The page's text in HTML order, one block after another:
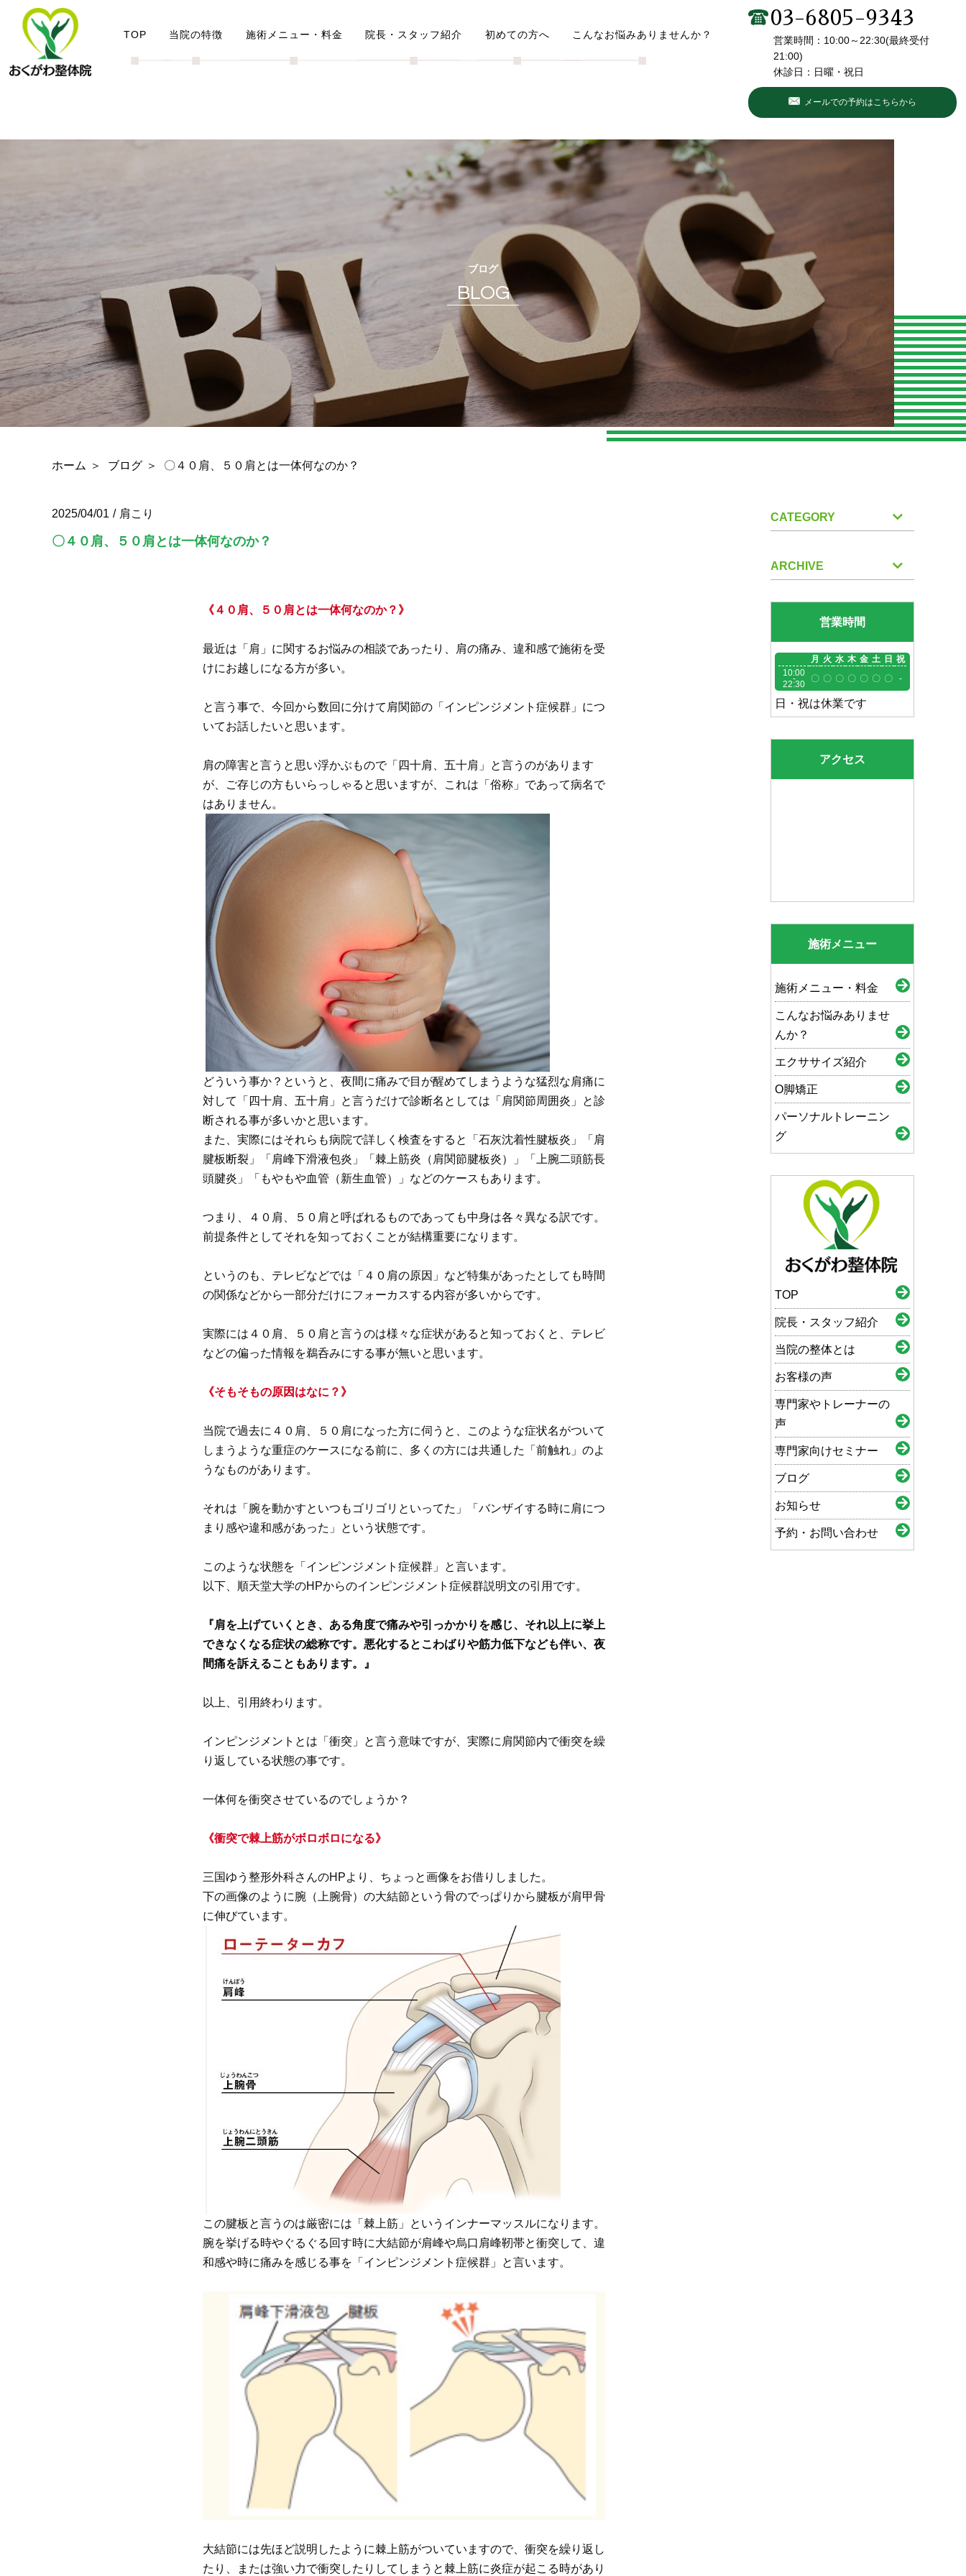
TOP
■
当院の特徴
■
施術メニュー・料金
■
院長・スタッフ紹介
■
初めての方へ
■
こんなお悩みありませんか？
■
03-6805-9343
営業時間：10:00～22:30(最終受付
21:00)
休診日：日曜・祝日
メールでの予約はこちらから
ブログ
BLOG
ホーム ブログ 〇４０肩、５０肩とは一体何なのか？
2025/04/01 肩こり
〇４０肩、５０肩とは一体何なのか？
《４０肩、５０肩とは一体何なのか？》
最近は「肩」に関するお悩みの相談であったり、肩の痛み、違和感で施術を受
けにお越しになる方が多い。
と言う事で、今回から数回に分けて肩関節の「インピンジメント症候群」につ
いてお話したいと思います。
肩の障害と言うと思い浮かぶもので「四十肩、五十肩」と言うのがあります
が、ご存じの方もいらっしゃると思いますが、これは「俗称」であって病名で
はありません。
どういう事か？というと、夜間に痛みで目が醒めてしまうような猛烈な肩痛に
対して「四十肩、五十肩」と言うだけで診断名としては「肩関節周囲炎」と診
断される事が多いかと思います。
また、実際にはそれらも病院で詳しく検査をすると「石灰沈着性腱板炎」「肩
腱板断裂」「肩峰下滑液包炎」「棘上筋炎（肩関節腱板炎）」「上腕二頭筋長
頭腱炎」「もやもや血管（新生血管）」などのケースもあります。
つまり、４０肩、５０肩と呼ばれるものであっても中身は各々異なる訳です。
前提条件としてそれを知っておくことが結構重要になります。
というのも、テレビなどでは「４０肩の原因」など特集があったとしても時間
の関係などから一部分だけにフォーカスする内容が多いからです。
実際には４０肩、５０肩と言うのは様々な症状があると知っておくと、テレビ
などの偏った情報を鵜呑みにする事が無いと思います。
《そもそもの原因はなに？》
当院で過去に４０肩、５０肩になった方に伺うと、このような症状名がついて
しまうような重症のケースになる前に、多くの方には共通した「前触れ」のよ
うなものがあります。
それは「腕を動かすといつもゴリゴリといってた」「バンザイする時に肩につ
まり感や違和感があった」という状態です。
このような状態を「インピンジメント症候群」と言います。
以下、順天堂大学のHPからのインピンジメント症候群説明文の引用です。
『肩を上げていくとき、ある角度で痛みや引っかかりを感じ、それ以上に挙上
できなくなる症状の総称です。悪化するとこわばりや筋力低下なども伴い、夜
間痛を訴えることもあります。』
以上、引用終わります。
インピンジメントとは「衝突」と言う意味ですが、実際に肩関節内で衝突を繰
り返している状態の事です。
一体何を衝突させているのでしょうか？
《衝突で棘上筋がボロボロになる》
三国ゆう整形外科さんのHPより、ちょっと画像をお借りしました。
下の画像のように腕（上腕骨）の大結節という骨のでっぱりから腱板が肩甲骨
に伸びています。
この腱板と言うのは厳密には「棘上筋」というインナーマッスルになります。
腕を挙げる時やぐるぐる回す時に大結節が肩峰や烏口肩峰靭帯と衝突して、違
和感や時に痛みを感じる事を「インピンジメント症候群」と言います。
大結節には先ほど説明したように棘上筋がついていますので、衝突を繰り返し
たり、または強い力で衝突したりしてしまうと棘上筋に炎症が起こる時があり
CATEGORY
ARCHIVE
営業時間
月 火 水 木 金 土 日 祝
10:00
-
22:30
〇 〇 〇 〇 〇 〇 〇 -
日・祝は休業です
アクセス
施術メニュー
施術メニュー・料金
こんなお悩みありませ
んか？
エクササイズ紹介
O脚矯正
パーソナルトレーニン
グ
TOP
院長・スタッフ紹介
当院の整体とは
お客様の声
専門家やトレーナーの
声
専門家向けセミナー
ブログ
お知らせ
予約・お問い合わせ